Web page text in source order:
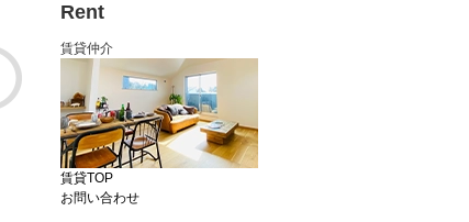
Rent
賃貸仲介
賃貸TOP
お問い合わせ